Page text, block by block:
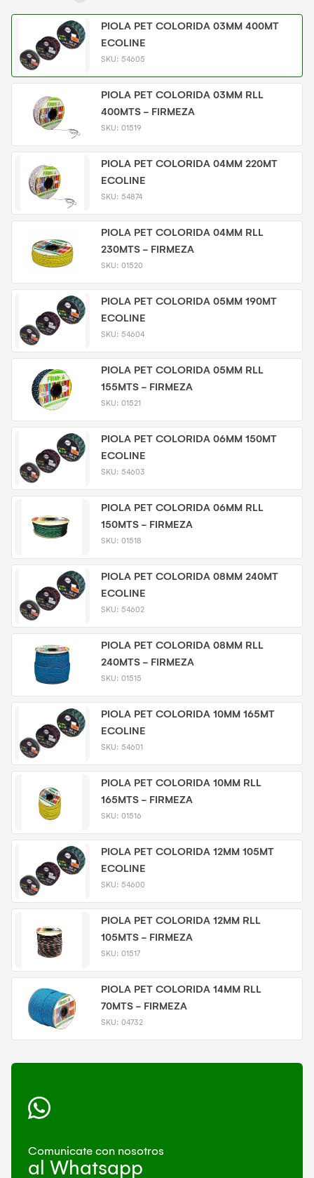
PIOLA PET COLORIDA 03MM 400MT
ECOLINE
SKU: 54605
PIOLA PET COLORIDA 03MM RLL
400MTS - FIRMEZA
SKU: 01519
PIOLA PET COLORIDA 04MM 220MT
ECOLINE
SKU: 54874
PIOLA PET COLORIDA 04MM RLL
230MTS - FIRMEZA
SKU: 01520
PIOLA PET COLORIDA 05MM 190MT
ECOLINE
SKU: 54604
PIOLA PET COLORIDA 05MM RLL
155MTS - FIRMEZA
SKU: 01521
PIOLA PET COLORIDA 06MM 150MT
ECOLINE
SKU: 54603
PIOLA PET COLORIDA 06MM RLL
150MTS - FIRMEZA
SKU: 01518
PIOLA PET COLORIDA 08MM 240MT
ECOLINE
SKU: 54602
PIOLA PET COLORIDA 08MM RLL
240MTS - FIRMEZA
SKU: 01515
PIOLA PET COLORIDA 10MM 165MT
ECOLINE
SKU: 54601
PIOLA PET COLORIDA 10MM RLL
165MTS - FIRMEZA
SKU: 01516
PIOLA PET COLORIDA 12MM 105MT
ECOLINE
SKU: 54600
PIOLA PET COLORIDA 12MM RLL
105MTS - FIRMEZA
SKU: 01517
PIOLA PET COLORIDA 14MM RLL
70MTS - FIRMEZA
SKU: 04732
Comunicate con nosotros
al Whatsapp